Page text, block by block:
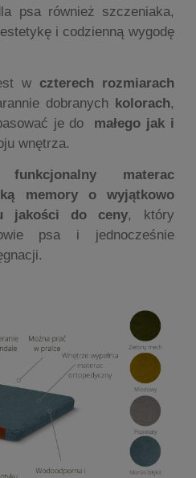
psa również szczeniaka,
i codzienną wygodę
w czterech rozmiarach
dobranych kolorach,
je do
małego jak i
wnętrza.
funkcjonalny materac
memory o wyjątkowo
jakości do ceny, który
psa i jednocześnie